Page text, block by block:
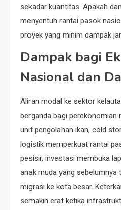
sekadar kuantitas. Apakah
menyentuh rantai pasok
proyek yang minim dampak
Dampak bagi
Nasional dan
Aliran modal ke sektor
berganda bagi perekonomian
unit pengolahan ikan, cold
logistik memperkuat rantai
pesisir, investasi membuka
anak muda yang sebelumnya
migrasi ke kota besar.
semakin erat ketika